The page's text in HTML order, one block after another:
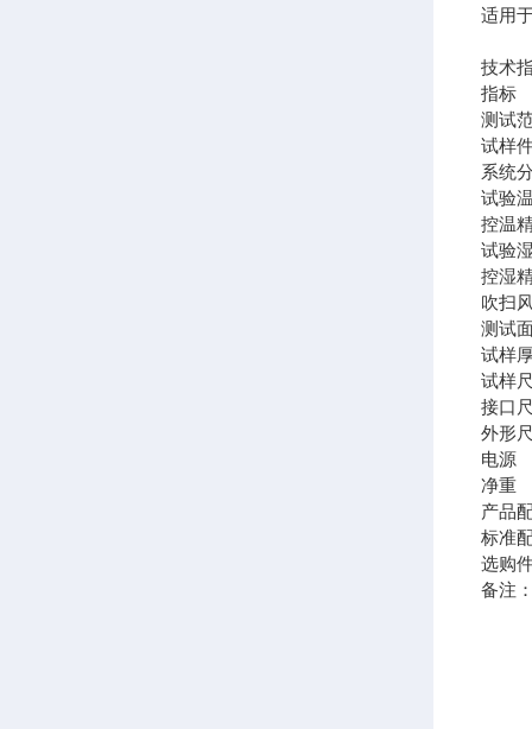
适用
技术
指
测试
试样
系统
试验
控温
试验
控湿
吹扫
测试
试样
试样
接口
外形
电源
净
产品
标准
选购
备注